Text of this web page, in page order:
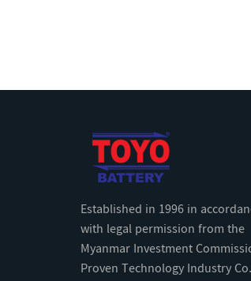
Established in 1996 in
with legal permission from the
Myanmar Investment
Proven Technology Industry